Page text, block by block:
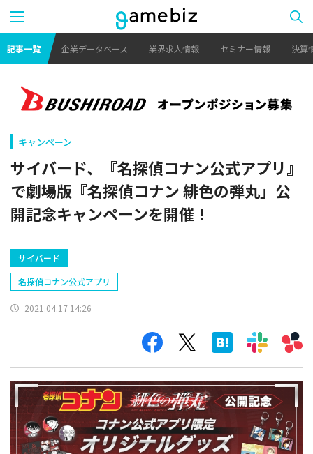
記事一覧 企業データベース 業界求人情報 セミナー情報 決算
キャンペーン
サイバード、『名探偵コナン公式アプリ』
で劇場版『名探偵コナン 緋色の弾丸」公
開記念キャンペーンを開催！
サイバード
名探偵コナン公式アプリ
2021.04.17 14:26